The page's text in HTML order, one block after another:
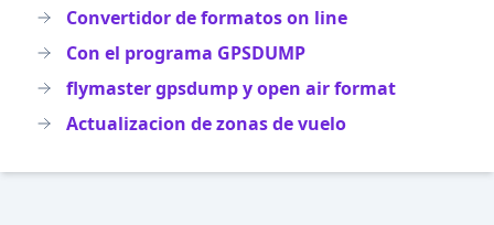
Convertidor de formatos on line
Con el programa GPSDUMP
flymaster gpsdump y open air format
Actualizacion de zonas de vuelo